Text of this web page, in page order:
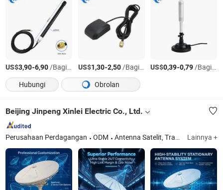
US$3,90-6,90/Bagian US$1,30-2,50/Bagian US$0,39-0,79/Bagian
Hubungi
Obrolan
Beijing Jinpeng Xinlei Electric Co., Ltd.
Perusahaan Perdagangan ODM Antenna Satelit, Transformator Listrik, Sambungan Kabel, Terminasi Kabel, Kotak Distribusi, Peralatan Distribusi Daya Lainnya +